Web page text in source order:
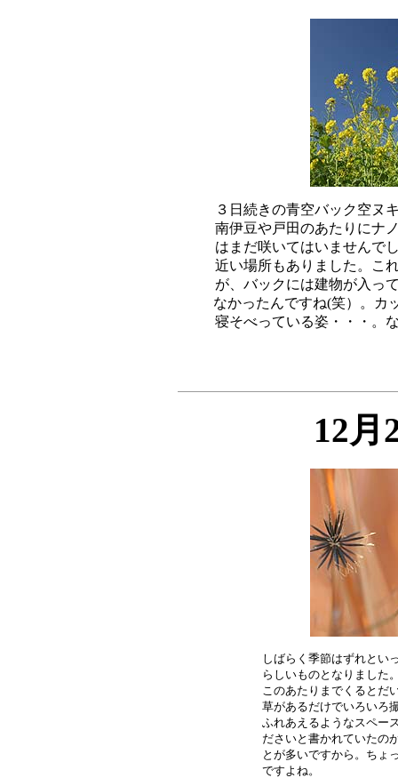
３日続きの青空バック空ヌ
南伊豆や戸田のあたりにナ
はまだ咲いてはいませんで
近い場所もありました。こ
が、バックには建物が入っ
なかったんですね(笑）。カ
12月
しばらく季節はずれとい
らしいものとなりました
このあたりまでくるとだ
草があるだけでいろいろ
ふれあえるようなスペー
ださいと書かれていたの
とが多いですから。ちょ